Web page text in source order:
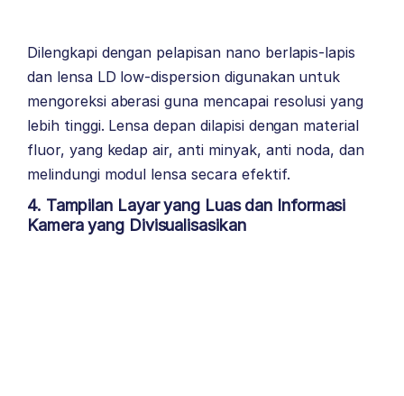
Dilengkapi dengan pelapisan nano berlapis-lapis
dan lensa LD low-dispersion digunakan untuk
mengoreksi aberasi guna mencapai resolusi yang
lebih tinggi. Lensa depan dilapisi dengan material
fluor, yang kedap air, anti minyak, anti noda, dan
melindungi modul lensa secara efektif.
4. Tampilan Layar yang Luas dan Informasi
Kamera yang Divisualisasikan